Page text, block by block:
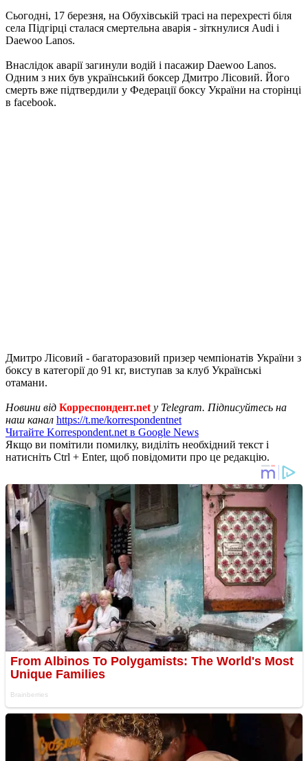
Сьогодні, 17 березня, на Обухівській трасі на перехресті біля
села Підгірці сталася смертельна аварія - зіткнулися Audi і
Daewoo Lanos.
Внаслідок аварії загинули водій і пасажир Daewoo Lanos.
Одним з них був український боксер Дмитро Лісовий. Його
смерть вже підтвердили у Федерації боксу України на сторінці
в facebook.
Дмитро Лісовий - багаторазовий призер чемпіонатів України з
боксу в категорії до 91 кг, виступав за клуб Українські
отамани.
Новини від Корреспондент.net у Telegram. Підписуйтесь на
наш канал https://t.me/korrespondentnet
Читайте Korrespondent.net в Google News
Якщо ви помітили помилку, виділіть необхідний текст і
натисніть Ctrl + Enter, щоб повідомити про це редакцію.